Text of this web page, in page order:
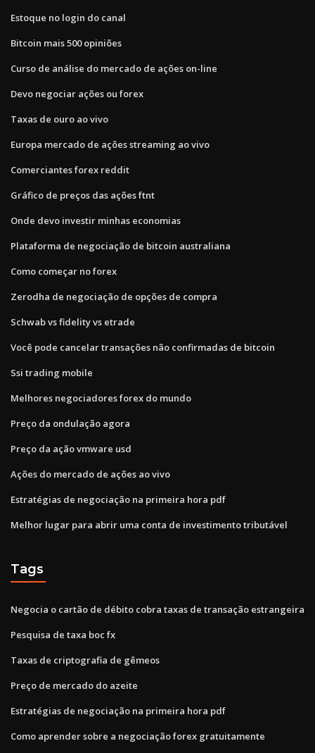
Estoque no login do canal
Bitcoin mais 500 opiniões
Curso de análise do mercado de ações on-line
Devo negociar ações ou forex
Taxas de ouro ao vivo
Europa mercado de ações streaming ao vivo
Comerciantes forex reddit
Gráfico de preços das ações ftnt
Onde devo investir minhas economias
Plataforma de negociação de bitcoin australiana
Como começar no forex
Zerodha de negociação de opções de compra
Schwab vs fidelity vs etrade
Você pode cancelar transações não confirmadas de bitcoin
Ssi trading mobile
Melhores negociadores forex do mundo
Preço da ondulação agora
Preço da ação vmware usd
Ações do mercado de ações ao vivo
Estratégias de negociação na primeira hora pdf
Melhor lugar para abrir uma conta de investimento tributável
Tags
Negocia o cartão de débito cobra taxas de transação estrangeira
Pesquisa de taxa boc fx
Taxas de criptografia de gêmeos
Preço de mercado do azeite
Estratégias de negociação na primeira hora pdf
Como aprender sobre a negociação forex gratuitamente